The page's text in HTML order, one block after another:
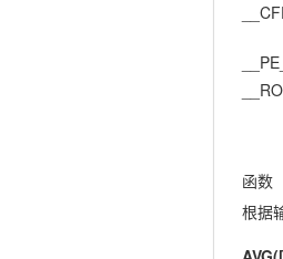
函数
根据